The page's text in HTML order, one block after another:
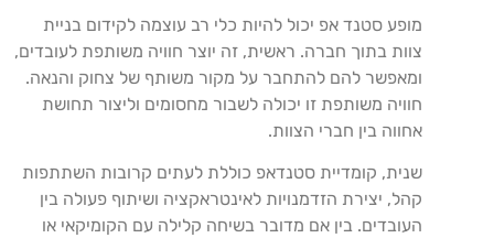
מופע סטנד אפ יכול להיות כלי רב עוצמה לקידום בניית
צוות בתוך חברה. ראשית, זה יוצר חוויה משותפת לעובדים,
ומאפשר להם להתחבר על מקור משותף של צחוק והנאה.
חוויה משותפת זו יכולה לשבור מחסומים וליצור תחושת
אחווה בין חברי הצוות.
שנית, קומדיית סטנדאפ כוללת לעתים קרובות השתתפות
קהל, יצירת הזדמנויות לאינטראקציה ושיתוף פעולה בין
העובדים. בין אם מדובר בשיחה קלילה עם הקומיקאי או